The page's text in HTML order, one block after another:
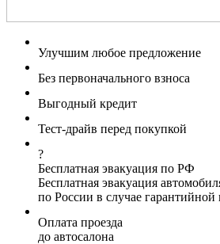
Улучшим любое предложение
Без первоначального взноса
Выгодный кредит
Тест-драйв перед покупкой
?
Бесплатная эвакуация по РФ
Бесплатная эвакуация
по России в случае гарантийной
Оплата проезда
до автосалона